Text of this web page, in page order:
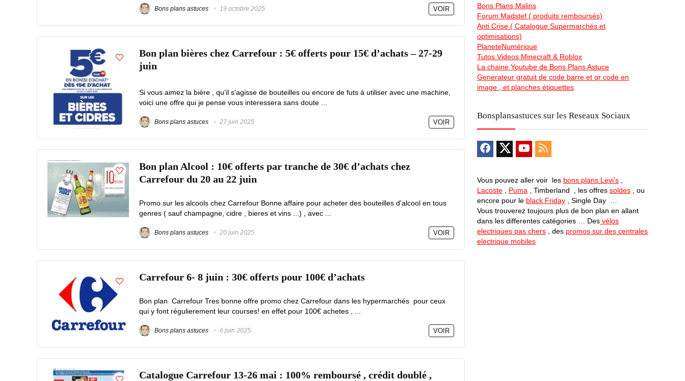
Bons plans astuces 19 octobre 2025 VOIR
Bon plan bières chez Carrefour : 5€ offerts pour 15€ d’achats – 27-29
juin
Si vous aimez la bière , qu'il s'agisse de bouteilles ou encore de futs à utiliser avec une machine,
voici une offre qui je pense vous interessera sans doute ...
Bons plans astuces 27 juin 2025 VOIR
Bon plan Alcool : 10€ offerts par tranche de 30€ d’achats chez
Carrefour du 20 au 22 juin
Promo sur les alcools chez Carrefour Bonne affaire pour acheter des bouteilles d'alcool en tous
genres ( sauf champagne, cidre , bieres et vins ...) , avec ...
Bons plans astuces 20 juin 2025 VOIR
Carrefour 6- 8 juin : 30€ offerts pour 100€ d’achats
Bon plan Carrefour Tres bonne offre promo chez Carrefour dans les hypermarchés pour ceux
qui y font régulierement leur courses! en effet pour 100€ achetes , ...
Bons plans astuces 6 juin 2025 VOIR
Catalogue Carrefour 13-26 mai : 100% remboursé , crédit doublé ,
Bons Plans Malins
Forum Madstef ( produits remboursés)
Anti Crise ( Catalogue Supermarchés et
optimisations)
PlaneteNumérique
Tutos Videos Minecraft & Roblox
La chaine Youtube de Bons Plans Astuce
Generateur gratuit de code barre et qr code en
image , et planches étiquettes
Bonsplansastuces sur les Reseaux Sociaux
Vous pouvez aller voir les bons plans Levi’s
Lacoste
Puma , Timberland , les offres soldes , ou
encore pour le black Friday , Single Day …
Vous trouverez toujours plus de bon plan en allant
dans les differentes catégories … Des vélos
electriques pas chers , des promos sur des centrales
electrique mobiles